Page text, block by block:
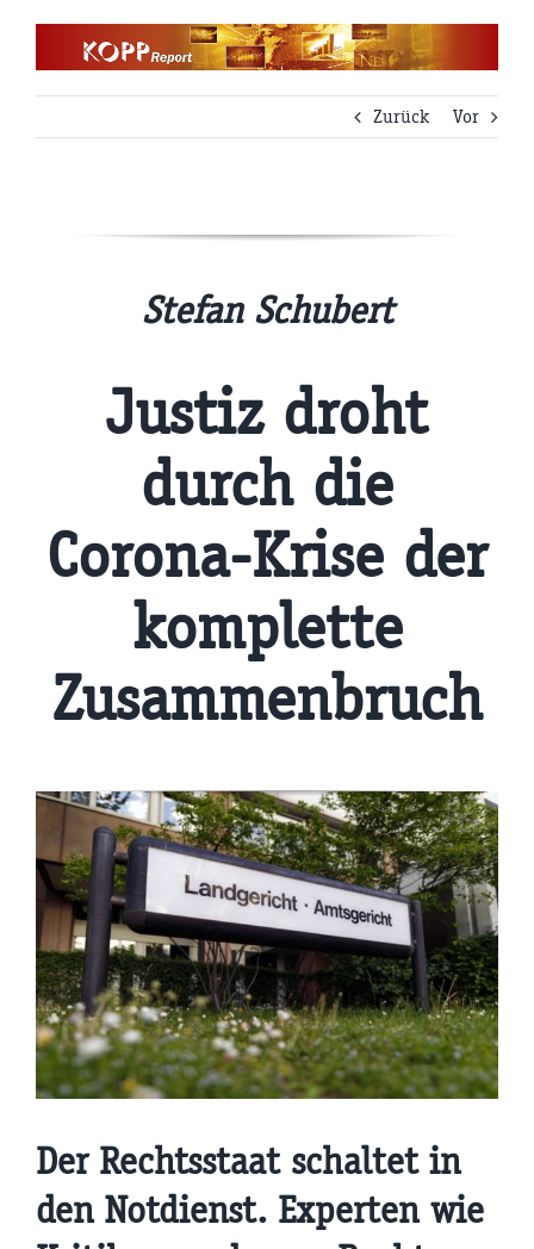
Zurück
Vor
Stefan Schubert
Justiz droht
durch die
Corona-Krise der
komplette
Zusammenbruch
Der Rechtsstaat schaltet in
den Notdienst. Experten wie